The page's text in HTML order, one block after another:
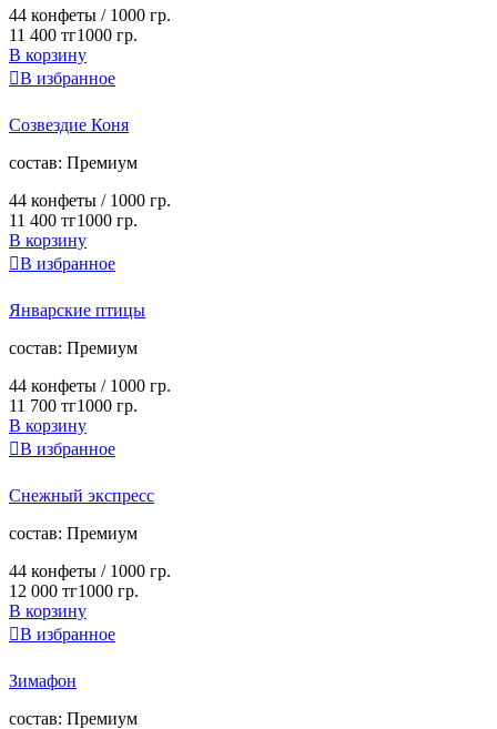
44 конфеты / 1000 гр.
11 400 тг1000 гр.
В корзину
В избранное
Созвездие Коня
cостав: Премиум
44 конфеты / 1000 гр.
11 400 тг1000 гр.
В корзину
В избранное
Январские птицы
cостав: Премиум
44 конфеты / 1000 гр.
11 700 тг1000 гр.
В корзину
В избранное
Снежный экспресс
cостав: Премиум
44 конфеты / 1000 гр.
12 000 тг1000 гр.
В корзину
В избранное
Зимафон
cостав: Премиум